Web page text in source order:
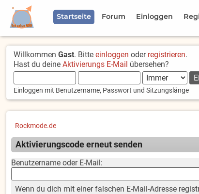
Startseite Forum Einloggen
WillkommenGast. Bitteeinloggen oder registrieren.
Hast du deineAktivierungs E-Mail übersehen?
Einloggen mit Benutzername, Passwort und Sitzungslänge
Rockmode.de
Aktivierungscode erneut senden
Benutzername oder E-Mail:
Wenn du dich mit einer falschen E-Mail-Adresse